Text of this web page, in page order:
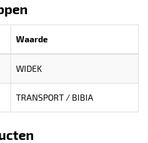
Waarde
WIDEK
TRANSPORT / BIBIA